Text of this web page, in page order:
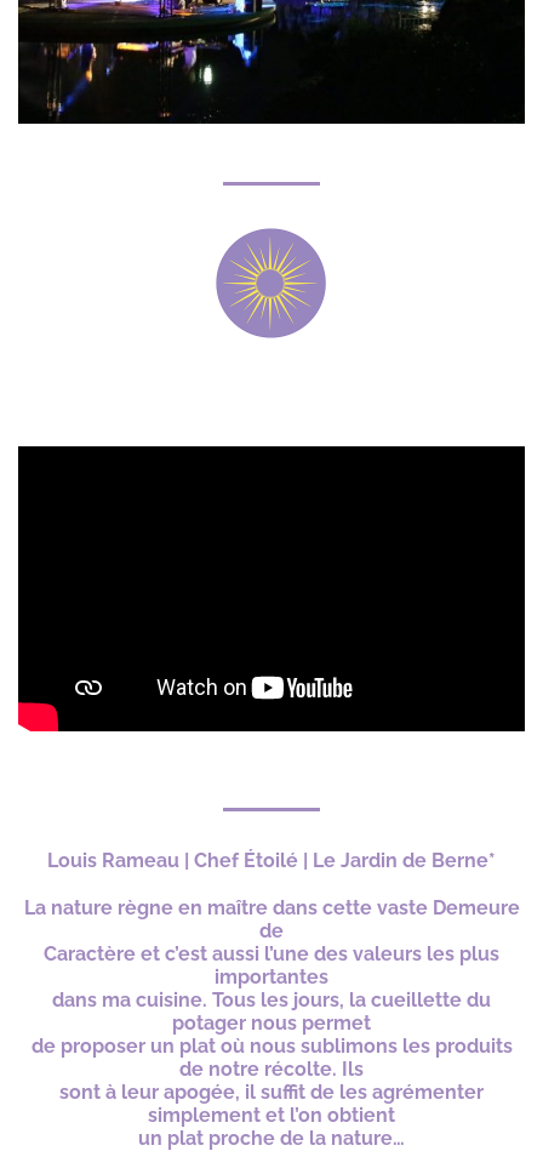
Louis Rameau | Chef Étoilé | Le Jardin de Berne*
La nature règne en maître dans cette vaste Demeure
de
Caractère et c’est aussi l’une des valeurs les plus
importantes
dans ma cuisine. Tous les jours, la cueillette du
potager nous permet
de proposer un plat où nous sublimons les produits
de notre récolte. Ils
sont à leur apogée, il suffit de les agrémenter
simplement et l’on obtient
un plat proche de la nature…